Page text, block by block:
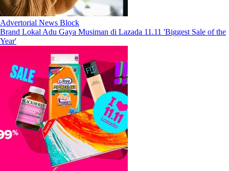
Advertorial News Block
Brand Lokal Adu Gaya Musiman di Lazada 11.11 'Biggest Sale of the
Year'